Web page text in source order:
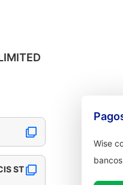
ST
Wise